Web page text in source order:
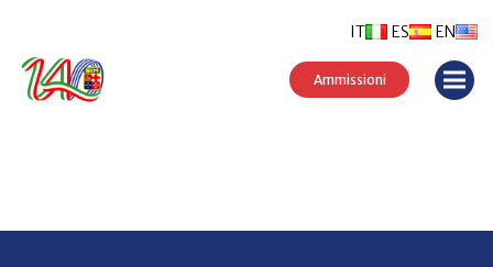
ES EN
IT
Ammissioni